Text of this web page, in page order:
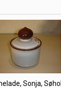
Sonja,